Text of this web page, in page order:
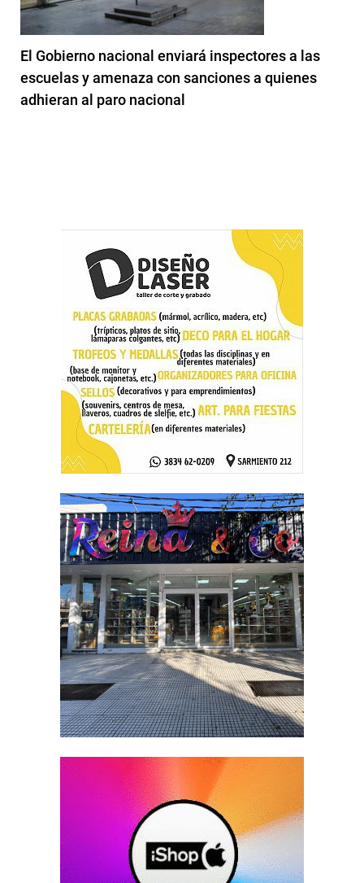
El Gobierno nacional enviará inspectores a las
escuelas y amenaza con sanciones a quienes
adhieran al paro nacional